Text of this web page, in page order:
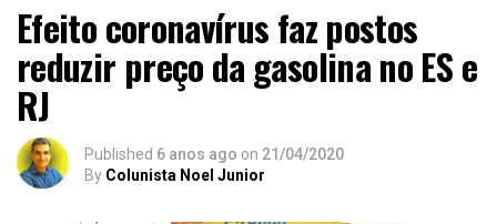
Efeito coronavírus faz postos
reduzir preço da gasolina no ES e
RJ
Published 6 anos ago on 21/04/2020
By Colunista Noel Junior